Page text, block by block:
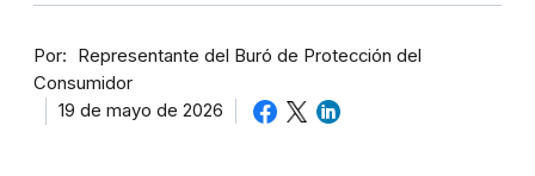
Por
Representante del Buró de Protección del
Consumidor
19 de mayo de 2026